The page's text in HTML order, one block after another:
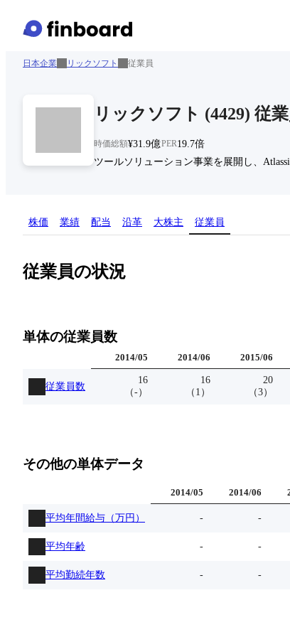
日本企業 リックソフト 従業員
リックソフト (4429) 従
時価総額¥31.9億PER19.7倍
ツールソリューション事業を展開し、
株価 業績 配当 沿革 大株主 従業員
従業員の状況
単体の従業員数
2014/05 2014/06 2015/06
従業員数
16
（-）
16
（ 1 ）
20
（3）
その他の単体データ
2014/05 2014/06
平均年間給与（万円） - -
平均年齢 - -
平均勤続年数 - -